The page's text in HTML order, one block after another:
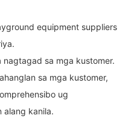
equipment suppliers
nagtagad sa mga kustomer.
sa mga kustomer,
ug
alang kanila.